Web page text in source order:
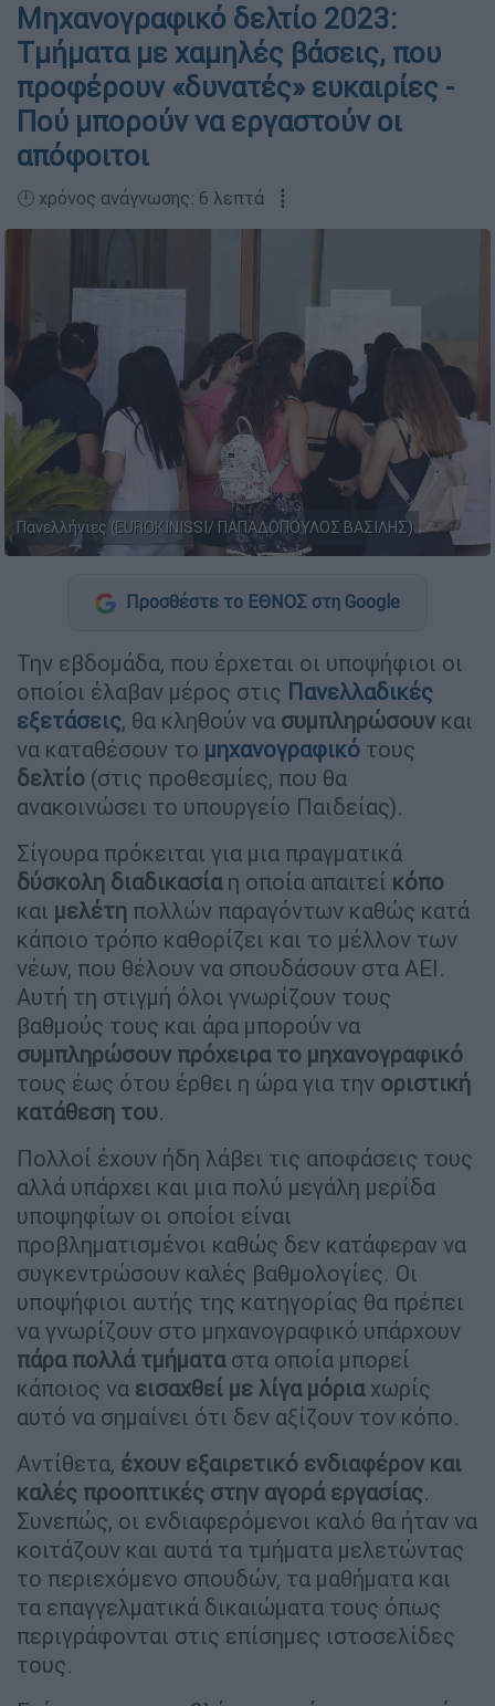
Μηχανογραφικό δελτίο 2023:
Τμήματα με χαμηλές βάσεις, που
προφέρουν «δυνατές» ευκαιρίες -
Πού μπορούν να εργαστούν οι
απόφοιτοι
🕛 χρόνος ανάγνωσης: 6 λεπτά ┋
Πανελλήνιες (EUROKINISSI/ ΠΑΠΑΔΟΠΟΥΛΟΣ ΒΑΣΙΛΗΣ)
Προσθέστε το ΕΘΝΟΣ στη Google
Την εβδομάδα, που έρχεται οι υποψήφιοι οι
οποίοι έλαβαν μέρος στις Πανελλαδικές
εξετάσεις, θα κληθούν να συμπληρώσουν και
να καταθέσουν το μηχανογραφικό τους
δελτίο (στις προθεσμίες, που θα
ανακοινώσει το υπουργείο Παιδείας).
Σίγουρα πρόκειται για μια πραγματικά
δύσκολη διαδικασίαη οποία απαιτεί κόπο
και μελέτη πολλών παραγόντων καθώς κατά
κάποιο τρόπο καθορίζει και το μέλλον των
νέων, που θέλουν να σπουδάσουν στα ΑΕΙ.
Αυτή τη στιγμή όλοι γνωρίζουν τους
βαθμούς τους και άρα μπορούν να
συμπληρώσουν πρόχειρα το μηχανογραφικό
τους έως ότου έρθει η ώρα για την οριστική
κατάθεση του.
Πολλοί έχουν ήδη λάβει τις αποφάσεις τους
αλλά υπάρχει και μια πολύ μεγάλη μερίδα
υποψηφίων οι οποίοι είναι
προβληματισμένοι καθώς δεν κατάφεραν να
συγκεντρώσουν καλές βαθμολογίες. Οι
υποψήφιοι αυτής της κατηγορίας θα πρέπει
να γνωρίζουν στο μηχανογραφικό υπάρχουν
πάρα πολλά τμήματαστα οποία μπορεί
κάποιος να εισαχθεί με λίγα μόριαχωρίς
αυτό να σημαίνει ότι δεν αξίζουν τον κόπο.
Αντίθετα, έχουν εξαιρετικό ενδιαφέρον και
καλές προοπτικές στην αγορά εργασίας.
Συνεπώς, οι ενδιαφερόμενοι καλό θα ήταν να
κοιτάζουν και αυτά τα τμήματα μελετώντας
το περιεχόμενο σπουδών, τα μαθήματα και
τα επαγγελματικά δικαιώματα τους όπως
περιγράφονται στις επίσημες ιστοσελίδες
τους.